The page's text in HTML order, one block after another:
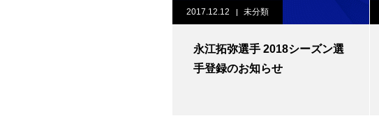
2017.12.12 未分類
永江拓弥選手 2018シーズン選
手登録のお知らせ